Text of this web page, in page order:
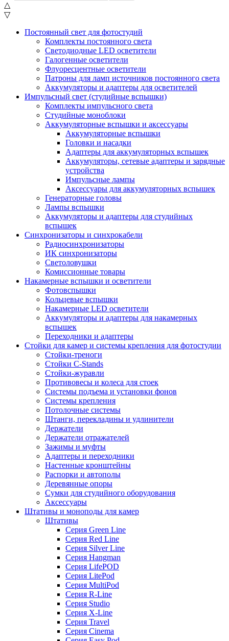
△
▽
Постоянный свет для фотостудий
Комплекты постоянного света
Светодиодные LED осветители
Галогенные осветители
Флуоресцентные осветители
Патроны для ламп источников постоянного света
Аккумуляторы и адаптеры для осветителей
Импульсный свет (студийные вспышки)
Комплекты импульсного света
Студийные моноблоки
Аккумуляторные вспышки и аксессуары
Аккумуляторные вспышки
Головки и насадки
Адаптеры для аккумуляторных вспышек
Аккумуляторы, сетевые адаптеры и зарядные
устройства
Импульсные лампы
Аксессуары для аккумуляторных вспышек
Генераторные головы
Лампы вспышки
Аккумуляторы и адаптеры для студийных
вспышек
Синхронизаторы и синхрокабели
Радиосинхронизаторы
ИК синхронизаторы
Светоловушки
Комиссионные товары
Накамерные вспышки и осветители
Фотовспышки
Кольцевые вспышки
Накамерные LED осветители
Аккумуляторы и адаптеры для накамерных
вспышек
Переходники и адаптеры
Стойки для камер и системы крепления для фотостудии
Стойки-треноги
Стойки C-Stands
Стойки-журавли
Противовесы и колеса для стоек
Системы подъема и установки фонов
Системы крепления
Потолочные системы
Штанги, перекладины и удлинители
Держатели
Держатели отражателей
Зажимы и муфты
Адаптеры и переходники
Настенные кронштейны
Распорки и автополы
Деревянные опоры
Сумки для студийного оборудования
Аксессуары
Штативы и моноподы для камер
Штативы
Серия Green Line
Серия Red Line
Серия Silver Line
Серия Hangman
Серия LifePOD
Серия LitePod
Серия MultiPod
Серия R-Line
Серия Studio
Серия X-Line
Серия Travel
Серия Cinema